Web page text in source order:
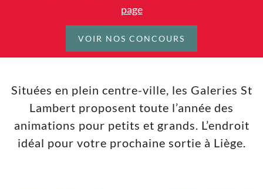
page
VOIR NOS CONCOURS
Situées en plein centre-ville, les Galeries St
Lambert proposent toute l’année des
animations pour petits et grands. L’endroit
idéal pour votre prochaine sortie à Liège.